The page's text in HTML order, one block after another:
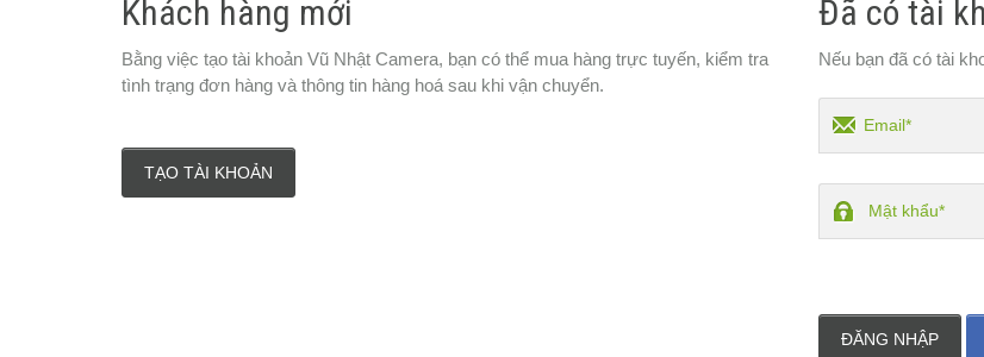
Khách hàng mới
Bằng việc tạo tài khoản Vũ Nhật Camera, bạn có thể mua hàng trực tuyến, kiểm tra
tình trạng đơn hàng và thông tin hàng hoá sau khi vận chuyển.
TẠO TÀI KHOẢN
Đã có tài
Nếu bạn đã có tài
Email*
Mật khẩu*
ĐĂNG NHẬP